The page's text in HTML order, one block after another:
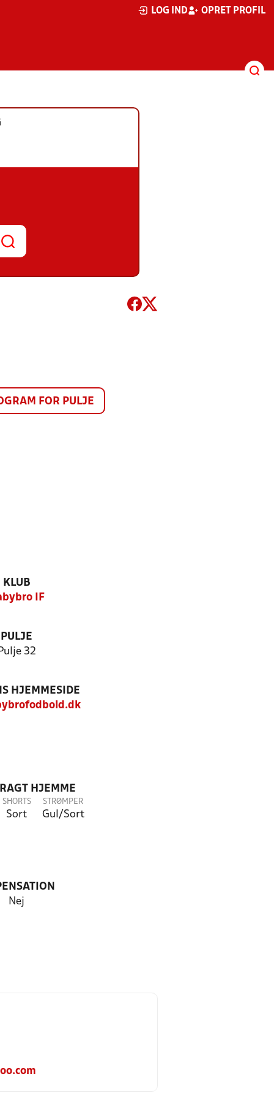
LOG IND OPRET PROFIL
FOR PULJE
KLUB
IF
PULJE
32
HJEMMESIDE
HJEMME
SHORTS
Sort
STRØMPER
Gul/Sort
Nej